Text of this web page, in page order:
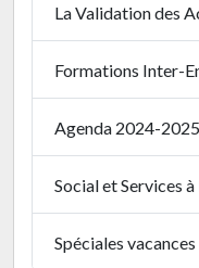
La Validation des
Formations Inter-
Agenda 2024-2025
Social et Services
Spéciales